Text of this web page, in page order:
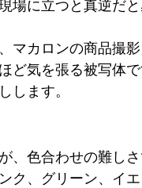
場に立つと真逆だ
マカロンの商品撮
ど気を張る被写体
します。
、色合わせの難しさ
ク、グリーン、イ